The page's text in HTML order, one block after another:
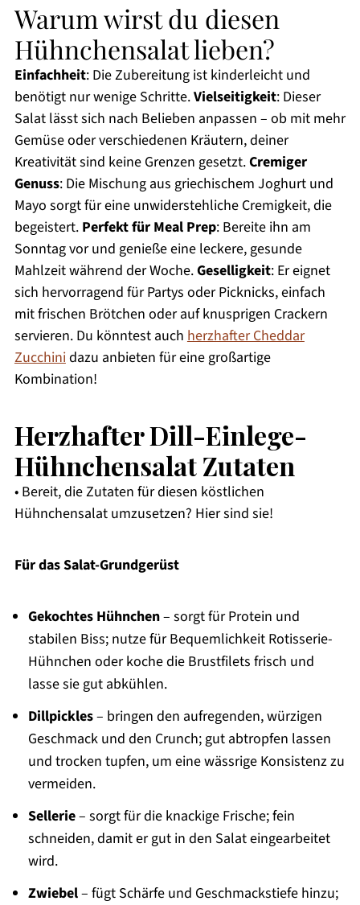
Warum wirst du diesen
Hühnchensalat lieben?
Einfachheit: Die Zubereitung ist kinderleicht und
benötigt nur wenige Schritte.Vielseitigkeit: Dieser
Salat lässt sich nach Belieben anpassen – ob mit mehr
Gemüse oder verschiedenen Kräutern, deiner
Kreativität sind keine Grenzen gesetzt.Cremiger
Genuss: Die Mischung aus griechischem Joghurt und
Mayo sorgt für eine unwiderstehliche Cremigkeit, die
begeistert. Perfekt für Meal Prep: Bereite ihn am
Sonntag vor und genieße eine leckere, gesunde
Mahlzeit während der Woche.Geselligkeit: Er eignet
sich hervorragend für Partys oder Picknicks, einfach
mit frischen Brötchen oder auf knusprigen Crackern
servieren. Du könntest auch herzhafter Cheddar
Zucchinidazu anbieten für eine großartige
Kombination!
Herzhafter Dill-Einlege-
Hühnchensalat Zutaten
• Bereit, die Zutaten für diesen köstlichen
Hühnchensalat umzusetzen? Hier sind sie!
Für das Salat-Grundgerüst
Gekochtes Hühnchen– sorgt für Protein und
stabilen Biss; nutze für Bequemlichkeit Rotisserie-
Hühnchen oder koche die Brustfilets frisch und
lasse sie gut abkühlen.
Dillpickles– bringen den aufregenden, würzigen
Geschmack und den Crunch; gut abtropfen lassen
und trocken tupfen, um eine wässrige Konsistenz zu
vermeiden.
Sellerie– sorgt für die knackige Frische; fein
schneiden, damit er gut in den Salat eingearbeitet
wird.
Zwiebel– fügt Schärfe und Geschmackstiefe hinzu;